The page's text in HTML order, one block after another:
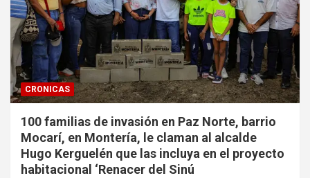
CRONICAS
100 familias de invasión en Paz Norte, barrio
Mocarí, en Montería, le claman al alcalde
Hugo Kerguelén que las incluya en el proyecto
habitacional ‘Renacer del Sinú